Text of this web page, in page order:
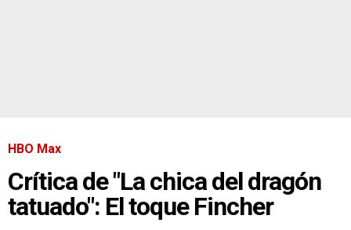
HBO Max
Crítica de "La chica del dragón
tatuado": El toque Fincher